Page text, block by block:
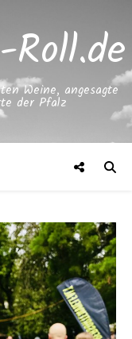
Weine, angesagte
der Pfalz